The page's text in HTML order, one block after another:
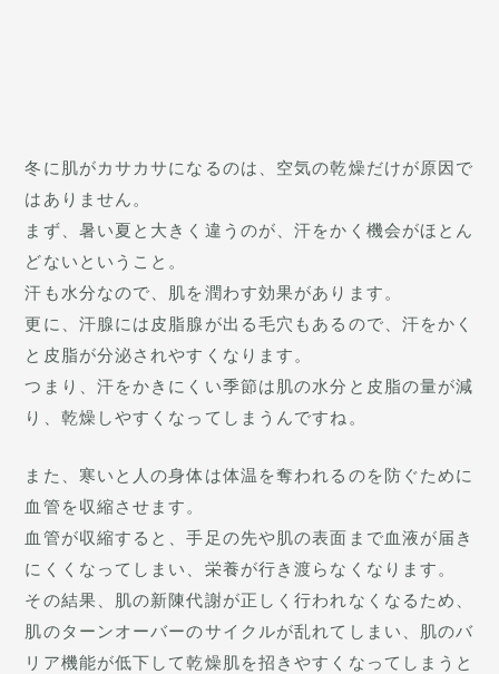
冬に肌がカサカサになるのは、空気の乾燥だけが原因で
はありません。
まず、暑い夏と大きく違うのが、汗をかく機会がほとん
どないということ。
汗も水分なので、肌を潤わす効果があります。
更に、汗腺には皮脂腺が出る毛穴もあるので、汗をかく
と皮脂が分泌されやすくなります。
つまり、汗をかきにくい季節は肌の水分と皮脂の量が減
り、乾燥しやすくなってしまうんですね。
また、寒いと人の身体は体温を奪われるのを防ぐために
血管を収縮させます。
血管が収縮すると、手足の先や肌の表面まで血液が届き
にくくなってしまい、栄養が行き渡らなくなります。
その結果、肌の新陳代謝が正しく行われなくなるため、
肌のターンオーバーのサイクルが乱れてしまい、肌のバ
リア機能が低下して乾燥肌を招きやすくなってしまうと